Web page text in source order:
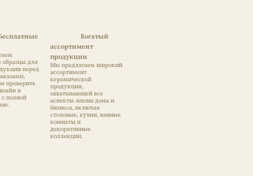
образцы для
перед
проверить
и
с полной
Богатый
ассортимент
продукции
Мы предлагаем широкий
ассортимент
керамической
продукции,
охватывающей все
аспекты жизни дома и
бизнеса, включая
столовые, кухни, ванные
комнаты и
декоративные
коллекции.